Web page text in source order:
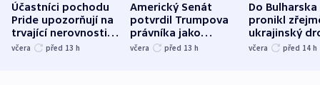
Účastníci pochodu
Pride upozorňují na
trvající nerovnosti i
společenskou
včera před 13 h
Americký Senát
potvrdil Trumpova
právníka jako
ministra
včera před 13 h
Do Bulharska
pronikl
ukrajinský
explodoval
včera před 14 h